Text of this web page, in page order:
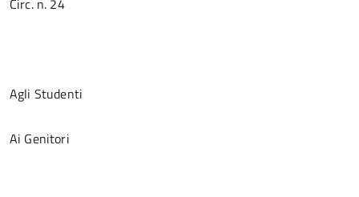
Circ. n. 24
Agli Studenti
Ai Genitori